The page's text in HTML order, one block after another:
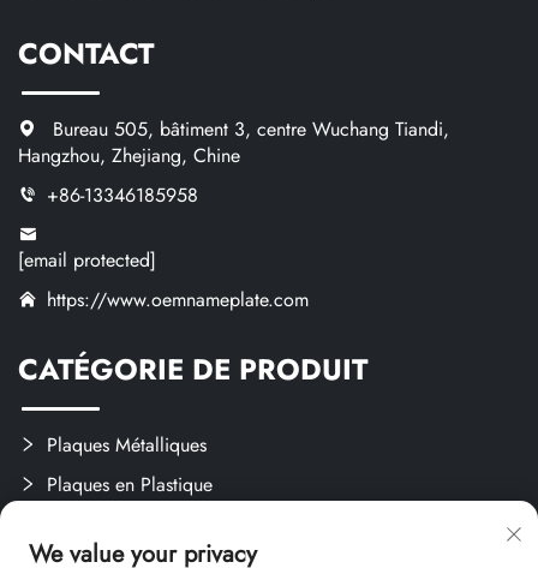
CONTACT
Bureau 505, bâtiment 3, centre Wuchang Tiandi,
Hangzhou, Zhejiang, Chine
+86-13346185958
[email protected]
https://www.oemnameplate.com
CATÉGORIE DE PRODUIT
Plaques Métalliques
Plaques en Plastique
We value your privacy